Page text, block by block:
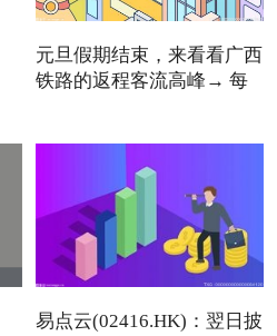
元旦假期结束，来看看广西
铁路的返程客流高峰→ 每
易点云(02416.HK)：翌日披